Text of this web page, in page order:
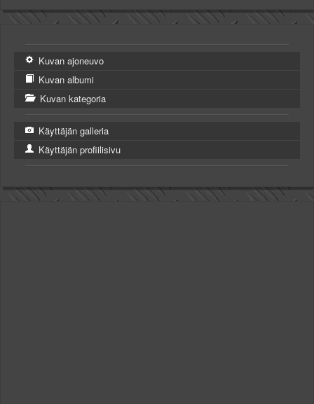
Kuvan ajoneuvo
Kuvan albumi
Kuvan kategoria
Käyttäjän galleria
Käyttäjän profiilisivu